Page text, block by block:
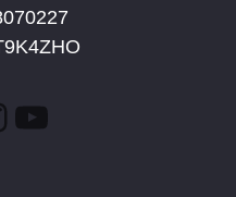
YouTube